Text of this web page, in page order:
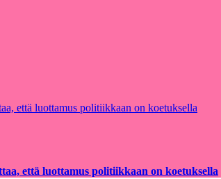
että luottamus politiikkaan on koetuksella